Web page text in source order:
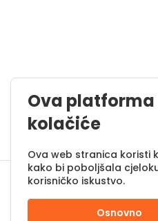
Radno vrijeme
Ova
kolačiće
Ova web stranica koristi
kako bi poboljšala
korisničko iskustvo.
Osnovno